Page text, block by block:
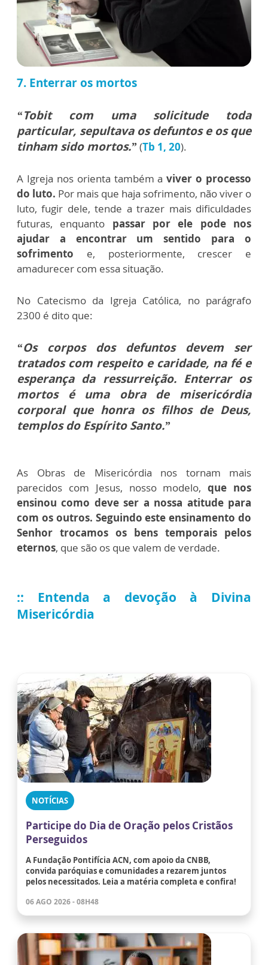
7. Enterrar os mortos
“Tobit com uma solicitude toda
particular, sepultava os defuntos e os que
tinham sido mortos.”(Tb 1, 20).
A Igreja nos orienta também aviver o processo
do luto. Por mais que haja sofrimento, não viver o
luto, fugir dele, tende a trazer mais dificuldades
futuras, enquanto passar por ele pode nos
ajudar a encontrar um sentido para o
sofrimento e, posteriormente, crescer e
amadurecer com essa situação.
No Catecismo da Igreja Católica, no parágrafo
2300 é dito que:
“Os corpos dos defuntos devem ser
tratados com respeito e caridade, na fé e
esperança da ressurreição. Enterrar os
mortos é uma obra de misericórdia
corporal que honra os filhos de Deus,
templos do Espírito Santo.”
As Obras de Misericórdia nos tornam mais
parecidos com Jesus, nosso modelo,que nos
ensinou como deve ser a nossa atitude para
com os outros. Seguindo este ensinamento do
Senhor trocamos os bens temporais pelos
eternos, que são os que valem de verdade.
:: Entenda a devoção à Divina
Misericórdia
NOTÍCIAS
Participe do Dia de Oração pelos Cristãos
Perseguidos
A Fundação Pontifícia ACN, com apoio da CNBB,
convida paróquias e comunidades a rezarem juntos
pelos necessitados. Leia a matéria completa e confira!
06 AGO 2026 - 08H48